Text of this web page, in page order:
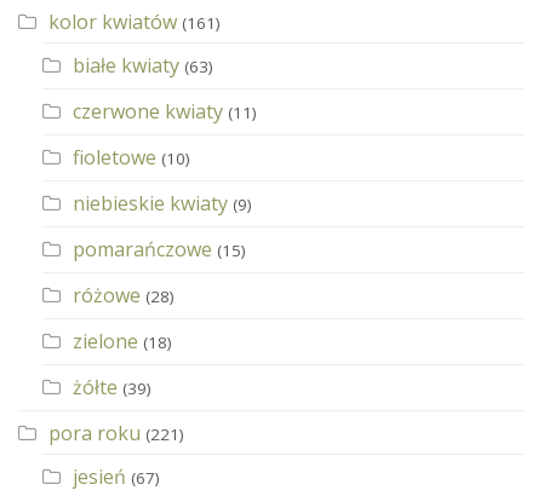
kolor kwiatów (161)
białe kwiaty (63)
czerwone kwiaty (11)
fioletowe (10)
niebieskie kwiaty (9)
pomarańczowe (15)
różowe (28)
zielone (18)
żółte (39)
pora roku (221)
jesień (67)